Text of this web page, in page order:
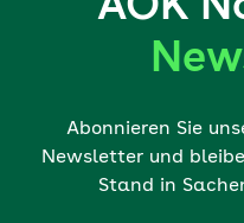
AOK
Abonnieren Sie
Newsletter und
Stand in